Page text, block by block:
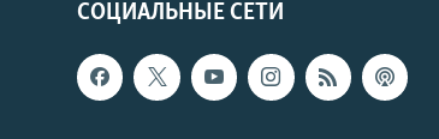
СОЦИАЛЬНЫЕ СЕТИ